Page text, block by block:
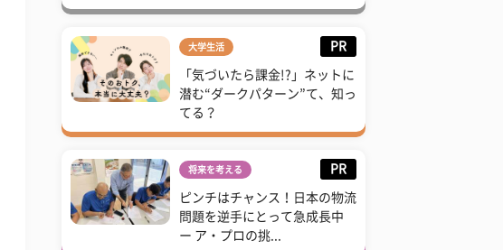
大学生活 PR
「気づいたら課金!?」ネットに
潜む“ダークパターン”て、知っ
てる？
将来を考える PR
ピンチはチャンス！日本の物流
問題を逆手にとって急成長中
ー ア・プロの挑...